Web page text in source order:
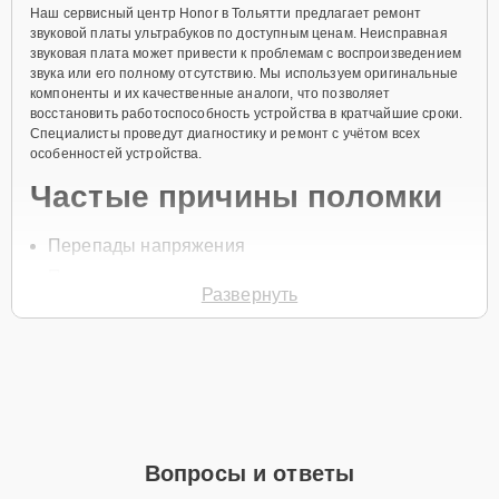
Наш сервисный центр Honor в Тольятти предлагает ремонт
звуковой платы ультрабуков по доступным ценам. Неисправная
звуковая плата может привести к проблемам с воспроизведением
звука или его полному отсутствию. Мы используем оригинальные
компоненты и их качественные аналоги, что позволяет
восстановить работоспособность устройства в кратчайшие сроки.
Специалисты проведут диагностику и ремонт с учётом всех
особенностей устройства.
Частые причины поломки
Перепады напряжения
Окисление контактов
вопросов и записи на диагностику и ремонт.
Развернуть
Вопросы и ответы